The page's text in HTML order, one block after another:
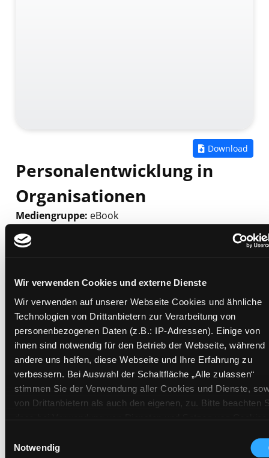
Wir verwenden Cookies und externe Dienste
Wir verwenden auf unserer Webseite Cookies und ähnliche
Technologien von Drittanbietern zur Verarbeitung von
personenbezogenen Daten (z.B.: IP-Adressen). Einige von
ihnen sind notwendig für den Betrieb der Webseite, während
andere uns helfen, diese Webseite und Ihre Erfahrung zu
verbessern. Bei Auswahl der Schaltfläche „Alle zulassen“
stimmen Sie der Verwendung aller Cookies und Dienste,
von Drittanbietern als auch den eigenen, zu. Bitte beachten
(Länder außerhalb des EWR ohne adäquates
Notwendig
Personalentwicklung in
Organisationen
Mediengruppe: eBook
Mehr Informationen ein-/ausblenden
Download
Exemplare
Zweigstelle:Bibliothek digital
Signatur:
Standort 2:
Mediengruppe: